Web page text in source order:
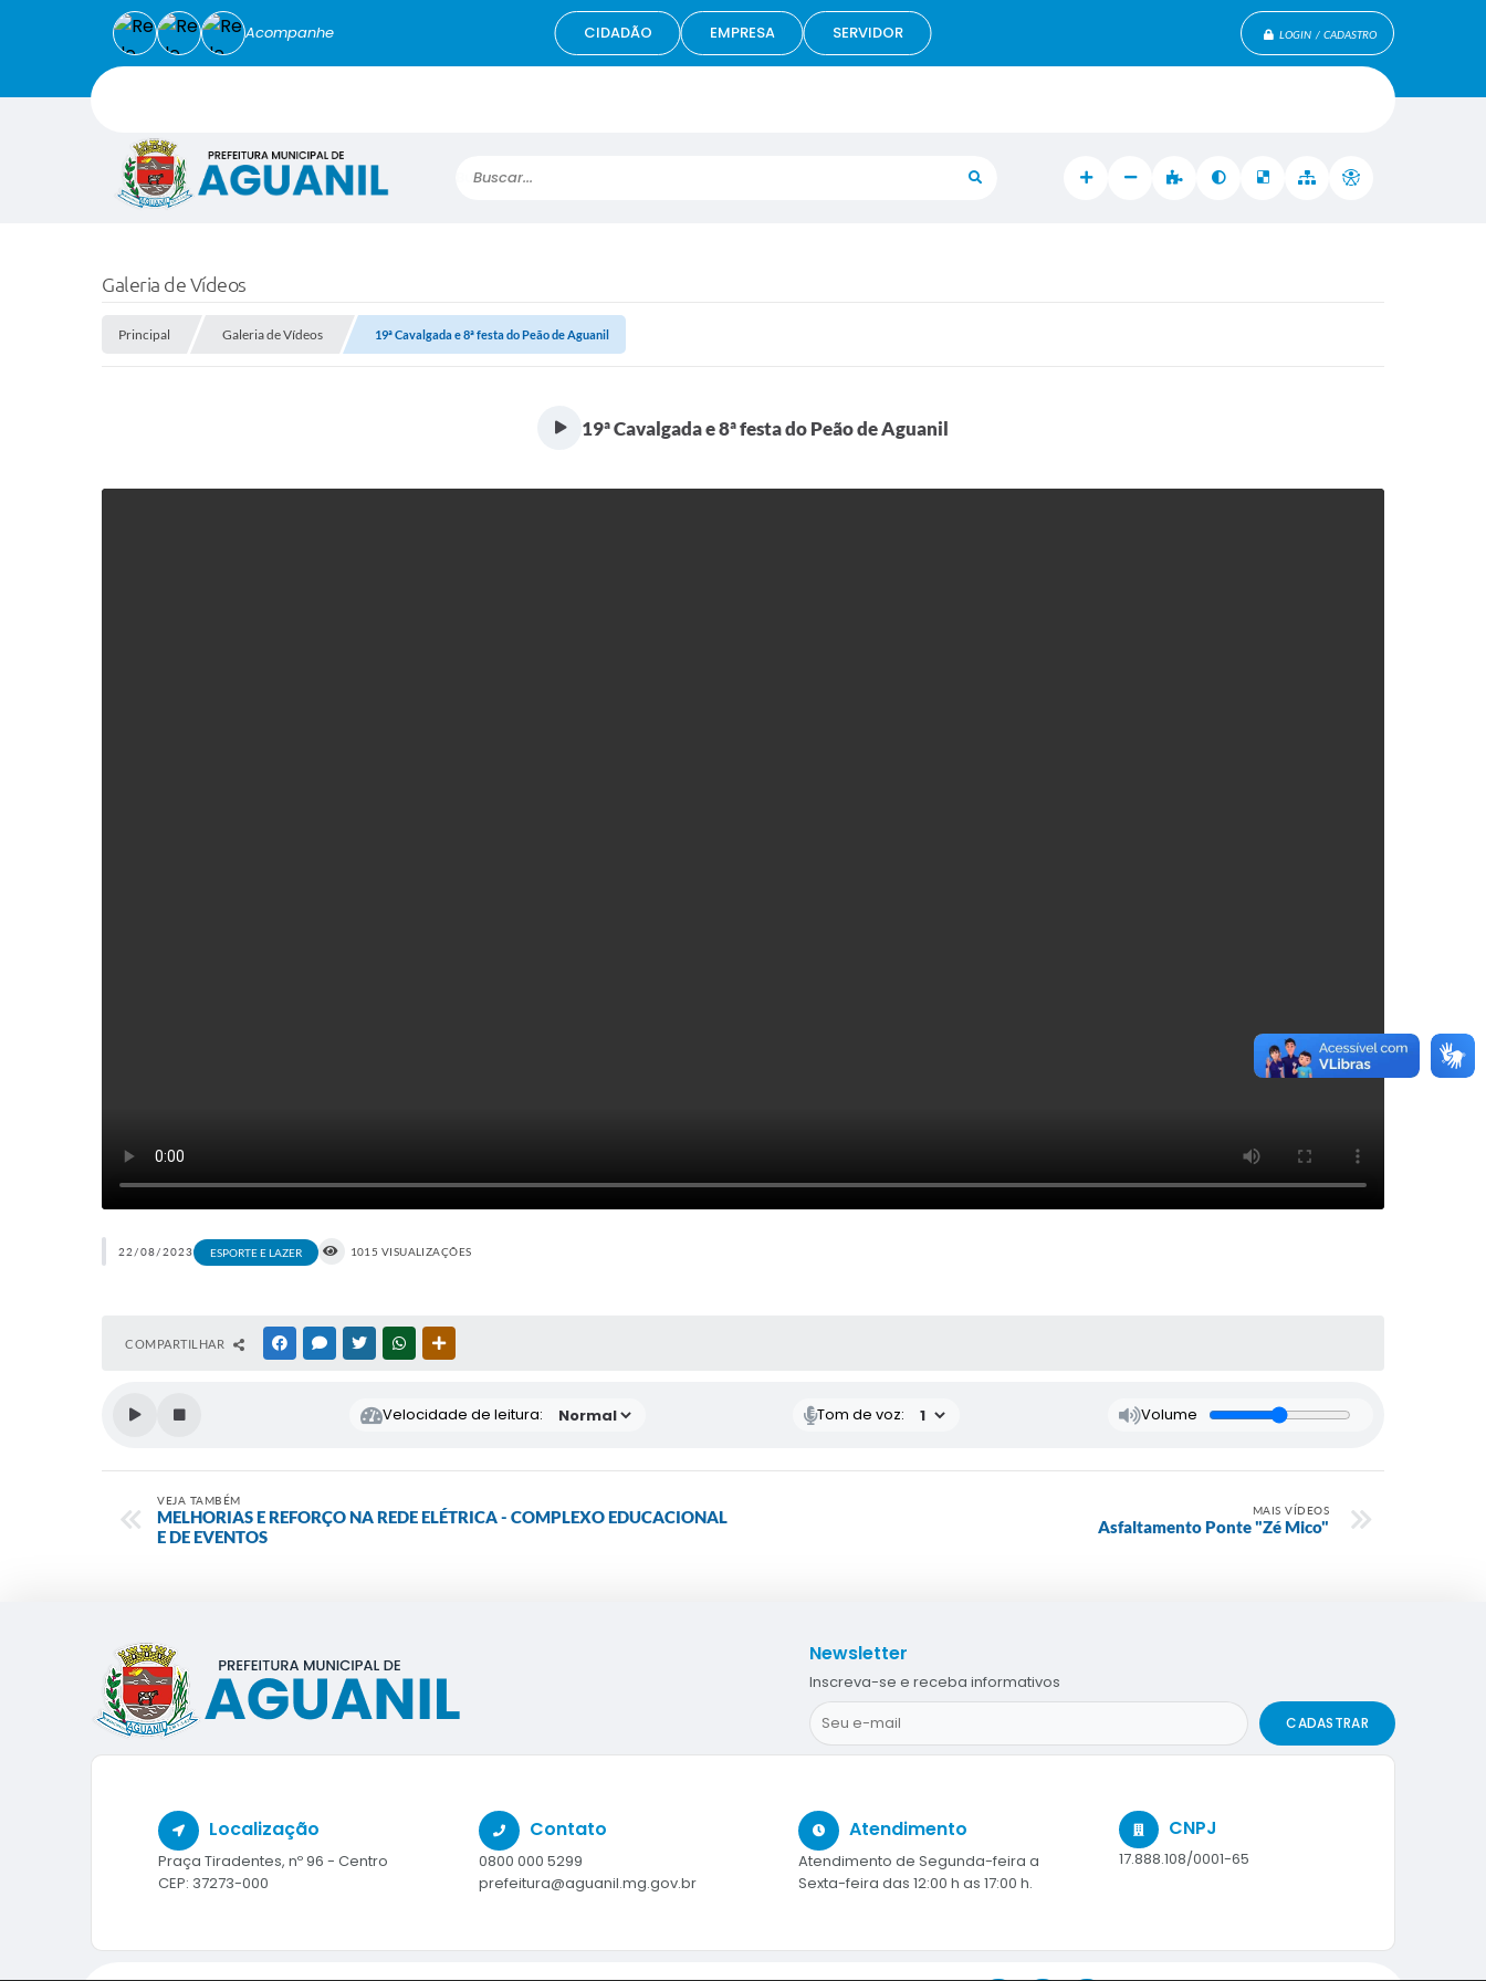
LOGIN / CADASTRO
Buscar...
Acompanhe CIDADÃO EMPRESA SERVIDOR
Galeria de Vídeos
Principal Galeria de Vídeos 19ª Cavalgada e 8ª festa do Peão de Aguanil
19ª Cavalgada e 8ª festa do Peão de Aguanil
22/08/2023 ESPORTE E LAZER 1015 VISUALIZAÇÕES
COMPARTILHAR FACEBOOKMESSENGER
TWITTERWHATSAPP
Velocidade de leitura: Tom de voz: Volume
VEJA TAMBÉM
MELHORIAS E REFORÇO NA REDE ELÉTRICA - COMPLEXO EDUCACIONAL
E DE EVENTOS
MAIS VÍDEOS
Asfaltamento Ponte "Zé Mico"
Localização
Praça Tiradentes, nº 96 - Centro
CEP: 37273-000
Contato
0800 000 5299
prefeitura@aguanil.mg.gov.br
Atendimento
Atendimento de Segunda-feira a
Sexta-feira das 12:00 h as 17:00 h.
CNPJ
17.888.108/0001-65
Newsletter
Inscreva-se e receba informativos
CADASTRAR